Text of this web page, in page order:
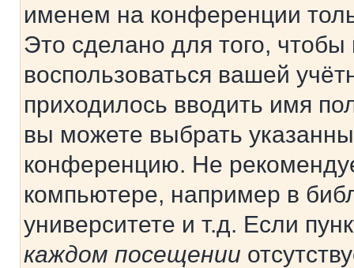
именем на конференции
Это сделано для того, чтобы
воспользоваться вашей
приходилось вводить имя
вы можете выбрать
конференцию. Не
компьютере, например в
университете и т.д. Если
каждом посещении